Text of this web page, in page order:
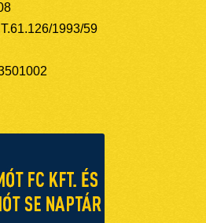
1993/59